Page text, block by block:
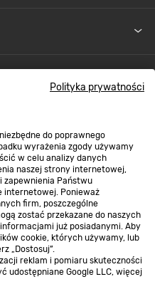
Polityka prywatności
do poprawnego
wyrażenia zgody używamy
w celu analizy danych
naszej strony internetowej,
zapewnienia Państwu
internetowej. Ponieważ
firm, poszczególne
zostać przekazane do naszych
już posiadanymi. Aby
cookie, których używamy, lub
„Dostosuj”.
reklam i pomiaru skuteczności
udostępniane Google LLC, więcej